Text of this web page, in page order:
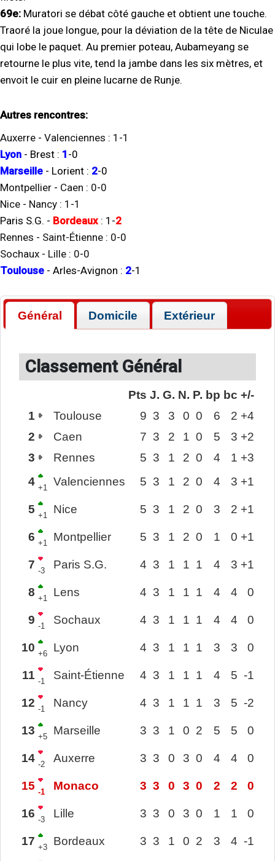
69e: Muratori se débat côté gauche et obtient une touche.
Traoré la joue longue, pour la déviation de la tête de Niculae
qui lobe le paquet. Au premier poteau, Aubameyang se
retourne le plus vite, tend la jambe dans les six mètres, et
envoit le cuir en pleine lucarne de Runje.
Autres rencontres:
Auxerre - Valenciennes : 1 -1
Lyon - Brest : 1 -0
Marseille - Lorient : 2-0
Montpellier - Caen : 0-0
Nice - Nancy : 1 -1
Paris S.G. - Bordeaux : 1 -2
Rennes - Saint-Étienne : 0-0
Sochaux - Lille : 0-0
Toulouse - Arles-Avignon : 2-1
Général Domicile Extérieur
Classement Général
Pts J. G. N. P. bp bc +/-
1
Toulouse 9 3 3 0 0 6 2 +4
2
Caen 7 3 2 1 0 5 3 +2
3
Rennes 5 3 1 2 0 4 1 +3
4 +1 Valenciennes 5 3 1 2 0 4 3 +1
5 +1 Nice 5 3 1 2 0 3 2 +1
6 +1 Montpellier 5 3 1 2 0 1 0 +1
7 -3 Paris S.G. 4 3 1 1 1 4 3 +1
8 +1 Lens 4 3 1 1 1 4 4 0
9 -1 Sochaux 4 3 1 1 1 4 4 0
10 +6 Lyon 4 3 1 1 1 3 3 0
11 -1 Saint-Étienne 4 3 1 1 1 4 5 -1
12 -1 Nancy 4 3 1 1 1 3 5 -2
13 +5 Marseille 3 3 1 0 2 5 5 0
14 -2 Auxerre 3 3 0 3 0 4 4 0
15 -1 Monaco 3 3 0 3 0 2 2 0
16 -3 Lille 3 3 0 3 0 1 1 0
17 +3 Bordeaux 3 3 1 0 2 3 4 -1